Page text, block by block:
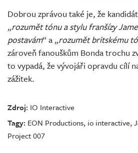
Dobrou zprávou také je, že
„rozumět tónu a stylu franšízy
postavám“ a „rozumět britskému
zároveň fanouškům Bonda trochu
to vypadá, že vývojáři opravdu cílí
zážitek.
Zdroj: IO Interactive
Tagy: EON Productions, io interactive,
Project 007